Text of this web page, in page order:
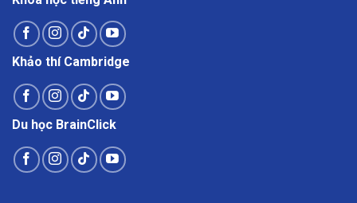
Khảo thí Cambridge
Du học BrainClick